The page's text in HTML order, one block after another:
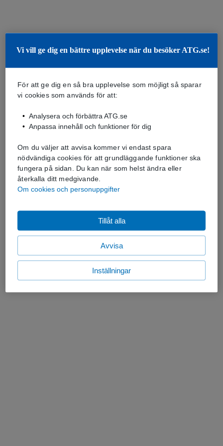
Vi vill ge dig en bättre upplevelse när du besöker ATG.se!
För att ge dig en så bra upplevelse som möjligt så sparar
vi cookies som används för att:
Analysera och förbättra ATG.se
Anpassa innehåll och funktioner för dig
Om du väljer att avvisa kommer vi endast spara
nödvändiga cookies för att grundläggande funktioner ska
fungera på sidan. Du kan när som helst ändra eller
återkalla ditt medgivande.
Om cookies och personuppgifter
Avvisa
Tillåt alla
Inställningar